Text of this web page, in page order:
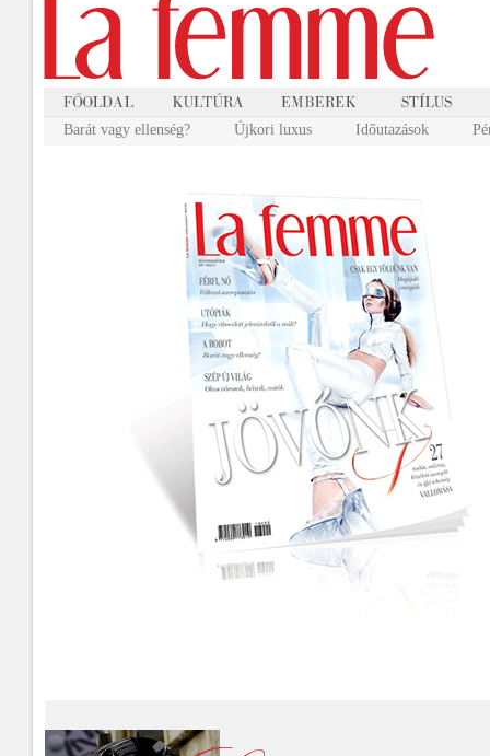
Barát vagy ellenség? Újkori luxus Időutazások